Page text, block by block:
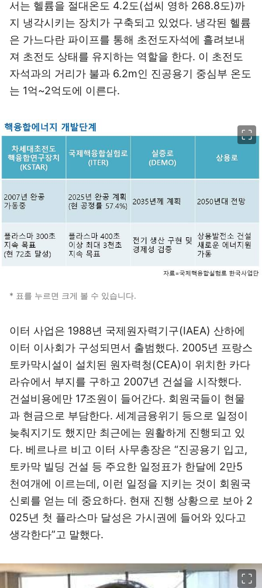
서는 헬륨을 절대온도 4.2도(섭씨 영하 268.8도)까
지 냉각시키는 장치가 구축되고 있었다. 냉각된 헬륨
은 가느다란 파이프를 통해 초전도자석에 흘려보내
져 초전도 상태를 유지하는 역할을 한다. 이 초전도
자석과의 거리가 불과 6.2m인 진공용기 중심부 온도
는 1억~2억도에 이른다.
* 표를 누르면 크게 볼 수 있습니다.
이터 사업은 1988년 국제원자력기구(IAEA) 산하에
이터 이사회가 구성되면서 출범했다. 2005년 프랑스
토카막시설이 설치된 원자력청(CEA)이 위치한 카다
라슈에서 부지를 구하고 2007년 건설을 시작했다.
건설비용에만 17조원이 들어간다. 회원국들이 현물
과 현금으로 부담한다. 세계금융위기 등으로 일정이
늦춰지기도 했지만 최근에는 원활하게 진행되고 있
다. 베르나르 비고 이터 사무총장은 “진공용기 입고,
토카막 빌딩 건설 등 주요한 일정표가 한달에 2만5
천여개에 이르는데, 이런 일정을 지키는 것이 회원국
신뢰를 얻는 데 중요하다. 현재 진행 상황으로 보아 2
025년 첫 플라스마 달성은 가시권에 들어와 있다고
생각한다”고 말했다.